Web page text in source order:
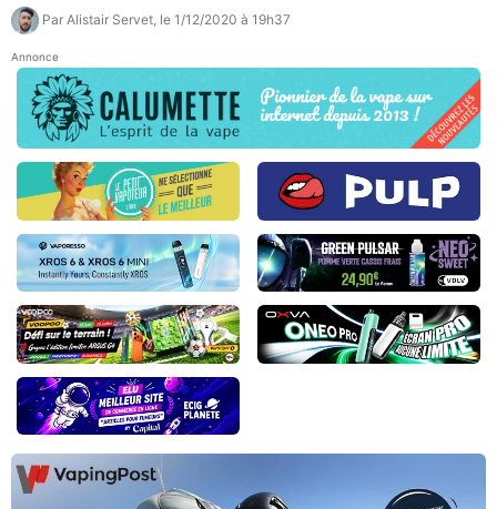
Par Alistair Servet , le 1/12/2020 à 19h37
Annonce